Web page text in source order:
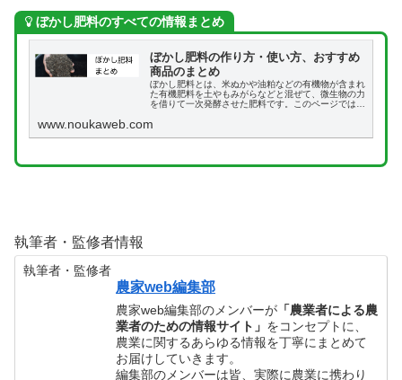
ぼかし肥料のすべての情報まとめ
ぼかし肥料の作り方・使い方、おすすめ
商品のまとめ
ぼかし肥料とは、米ぬかや油粕などの有機物が含まれ
た有機肥料を土やもみがらなどと混ぜて、微生物の力
を借りて一次発酵させた肥料です。このページでは、
どをまとめて説明します。
www.noukaweb.com
執筆者・監修者情報
執筆者・監修者
農家web編集部
農家web編集部のメンバーが 「農業者による農
業者のための情報サイト」 をコンセプトに、
農業に関するあらゆる情報を丁寧にまとめて
お届けしていきます。
編集部のメンバーは皆、実際に農業に携わり